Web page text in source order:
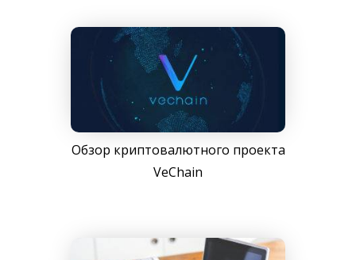
Обзор криптовалютного проекта
VeChain